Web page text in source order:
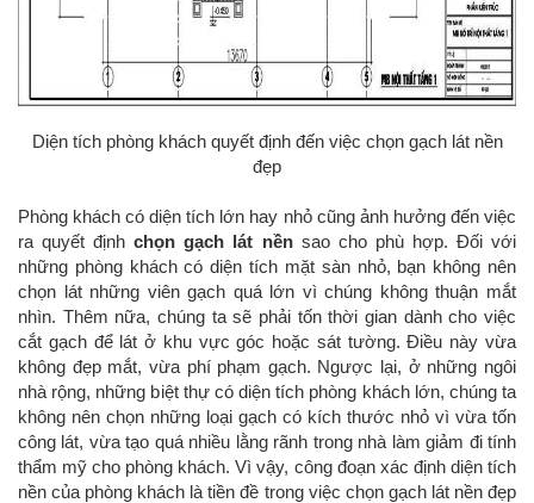
Diện tích phòng khách quyết định đến việc chọn gạch lát nền
đẹp
Phòng khách có diện tích lớn hay nhỏ cũng ảnh hưởng đến việc
ra quyết địnhchọn gạch lát nềnsao cho phù hợp. Đối với
những phòng khách có diện tích mặt sàn nhỏ, bạn không nên
chọn lát những viên gạch quá lớn vì chúng không thuận mắt
nhìn. Thêm nữa, chúng ta sẽ phải tốn thời gian dành cho việc
cắt gạch để lát ở khu vực góc hoặc sát tường. Điều này vừa
không đẹp mắt, vừa phí phạm gạch. Ngược lại, ở những ngôi
nhà rộng, những biệt thự có diện tích phòng khách lớn, chúng ta
không nên chọn những loại gạch có kích thước nhỏ vì vừa tốn
công lát, vừa tạo quá nhiều lằng rãnh trong nhà làm giảm đi tính
thẩm mỹ cho phòng khách. Vì vậy, công đoạn xác định diện tích
nền của phòng khách là tiền đề trong việc chọn gạch lát nền đẹp